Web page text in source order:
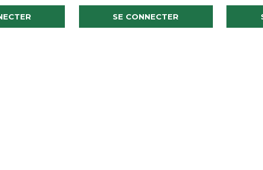
SE CONNECTER